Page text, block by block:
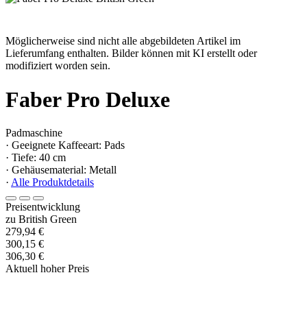
Möglicherweise sind nicht alle abgebildeten Artikel im
Lieferumfang enthalten. Bilder können mit KI erstellt oder
modifiziert worden sein.
Faber Pro Deluxe
Padmaschine
· Geeignete Kaffeeart: Pads
· Tiefe: 40 cm
· Gehäusematerial: Metall
· Alle Produktdetails
Preisentwicklung
zu British Green
279,94 €
300,15 €
306,30 €
Aktuell hoher Preis